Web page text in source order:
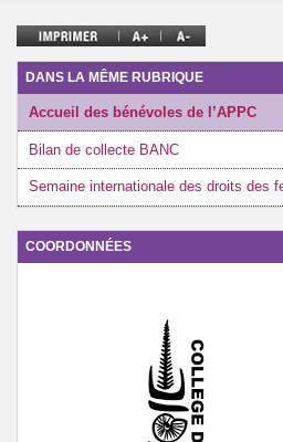
DANS LA MÊME RUBRIQUE
Accueil des bénévoles de l’APPC
Bilan de collecte BANC
Semaine internationale des droits des
COORDONNÉES